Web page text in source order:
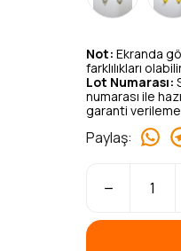
Not: Ekranda
farklılıkları
Lot Numarası:
numarası ile
garanti
Paylaş: